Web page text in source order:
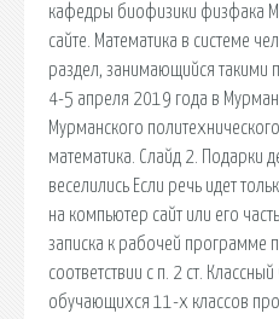
кафедры биофизики физфака
сайте. Математика в системе
раздел, занимающийся такими
4-5 апреля 2019 года в
Мурманского
математика. Слайд 2. Подарки
веселились Если речь идет
на компьютер сайт или его
записка к рабочей программе
соответствии с п. 2 ст.
обучающихся 11-х классов